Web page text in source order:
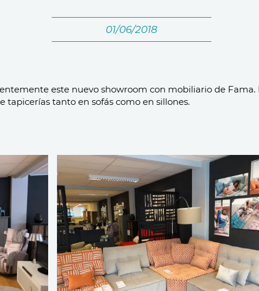
01/06/2018
este nuevo showroom con mobiliario de
tapicerías tanto en sofás como en sillones.